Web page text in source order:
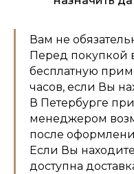
Вам не
Перед покупкой
бесплатную
часов, если Вы
В Петербурге
менеджером
после
Если Вы
доступна